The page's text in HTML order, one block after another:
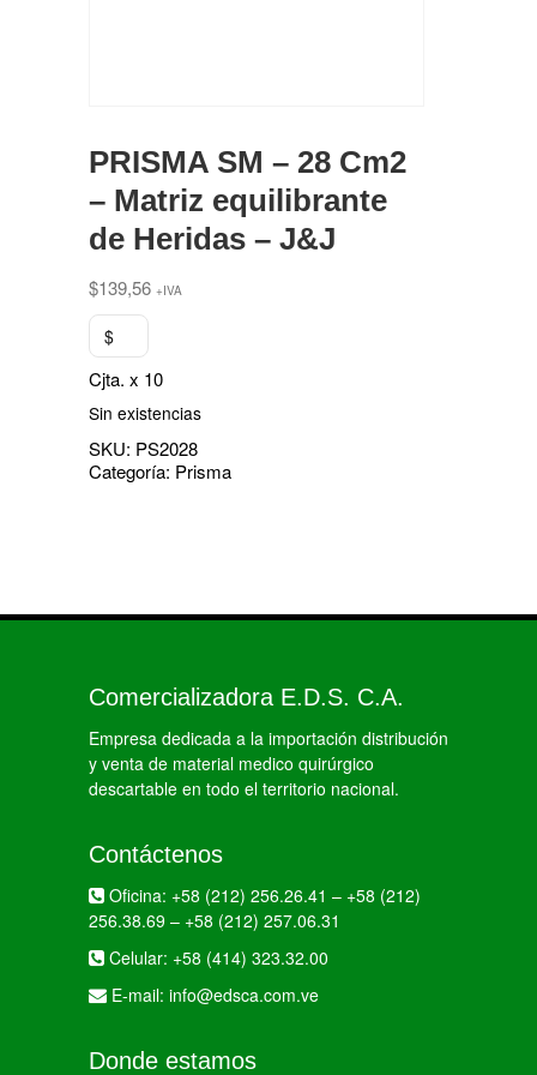
PRISMA SM – 28 Cm2
– Matriz equilibrante
de Heridas – J&J
$139,56 +IVA
$
Cjta. x 10
Sin existencias
SKU: PS2028
Categoría: Prisma
Comercializadora E.D.S. C.A.
Empresa dedicada a la importación distribución
y venta de material medico quirúrgico
descartable en todo el territorio nacional.
Contáctenos
Oficina: +58 (212) 256.26.41 – +58 (212)
256.38.69 – +58 (212) 257.06.31
Celular: +58 (414) 323.32.00
E-mail: info@edsca.com.ve
Donde estamos